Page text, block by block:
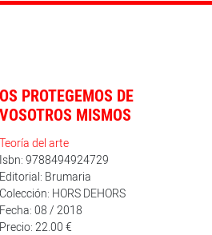
OS PROTEGEMOS DE
VOSOTROS MISMOS
Teoría del arte
Isbn: 9788494924729
Editorial: Brumaria
Colección: HORS DEHORS
Fecha: 08 / 2018
Precio: 22.00 €